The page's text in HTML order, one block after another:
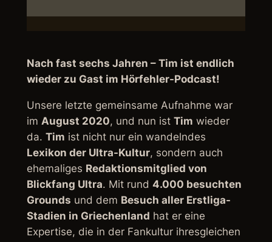
Nach fast sechs Jahren – Tim ist endlich
wieder zu Gast im Hörfehler-Podcast!
Unsere letzte gemeinsame Aufnahme war
im August 2020, und nun ist Tim wieder
da. Tim ist nicht nur ein wandelndes
Lexikon der Ultra-Kultur, sondern auch
ehemaliges Redaktionsmitglied von
Blickfang Ultra. Mit rund 4.000 besuchten
Grounds und dem Besuch aller Erstliga-
Stadien in Griechenland hat er eine
Expertise, die in der Fankultur ihresgleichen